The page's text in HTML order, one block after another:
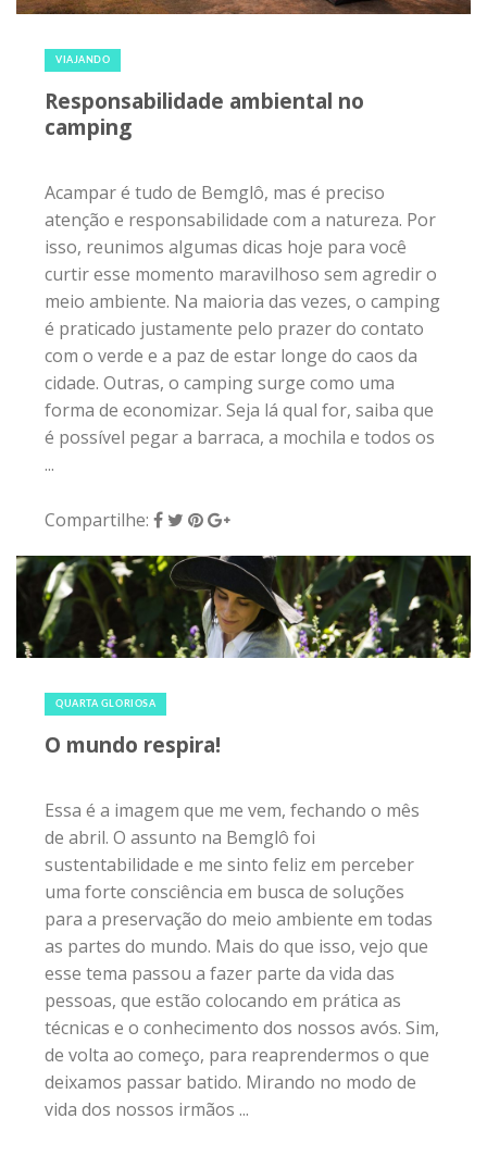
meio ambiente. Na maioria das vezes, o camping
com o verde e a paz de estar longe do caos da
cidade. Outras, o camping surge como uma
forma de economizar. Seja lá qual for, saiba que
Compartilhe:
26 de abril de 2017 | 0
QUARTA GLORIOSA
O mundo respira!
Essa é a imagem que me vem, fechando o mês
sustentabilidade e me sinto feliz em perceber
uma forte consciência em busca de soluções
para a preservação do meio ambiente em todas
as partes do mundo. Mais do que isso, vejo que
pessoas, que estão colocando em prática as
técnicas e o conhecimento dos nossos avós. Sim,
de volta ao começo, para reaprendermos o que
vida dos nossos irmãos ...
Compartilhe:
21 de abril de 2017 | 0
ARTE & CULTURA
Leitor amigo do planeta: dicas de